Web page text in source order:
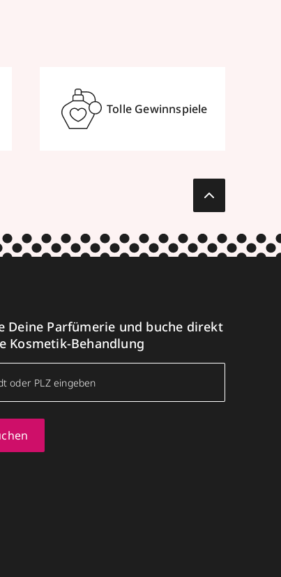
Tolle Gewinnspiele
Deine Parfümerie und buche direkt
Kosmetik-Behandlung